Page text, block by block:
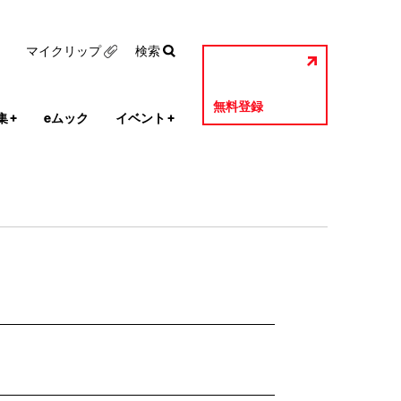
+ eムック イベント +
無料登録
マイクリップ 検索